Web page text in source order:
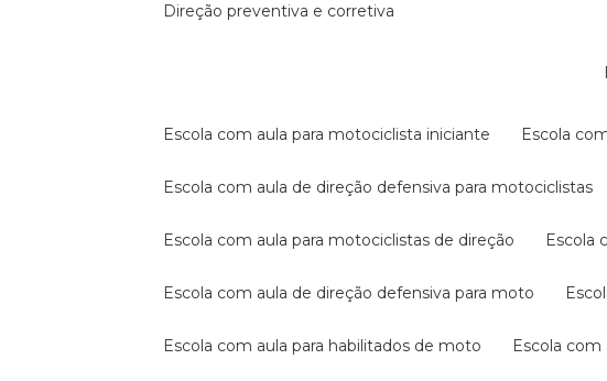
direção preventiva e corretiva
escola com aula para motociclista iniciante escola
escola com aula de direção defensiva para motociclistas
escola com aula para motociclistas de direção
escola com aula de direção defensiva para moto
escola com aula para habilitados de moto escola